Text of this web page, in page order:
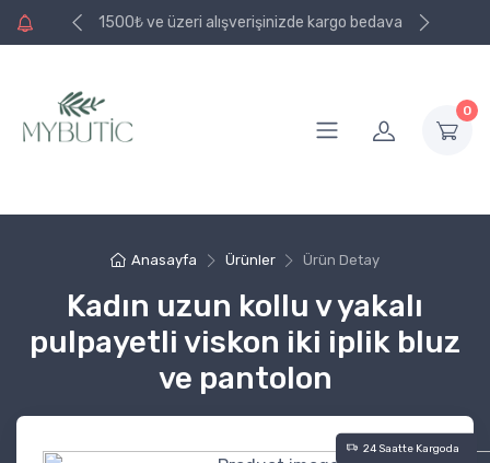
bedava 1500₺ ve üzeri alışverişinizde kargo bedava
0
Anasayfa Ürünler Ürün Detay
Kadın uzun kollu v yakalı
pulpayetli viskon iki iplik bluz
ve pantolon
24 Saatte Kargoda